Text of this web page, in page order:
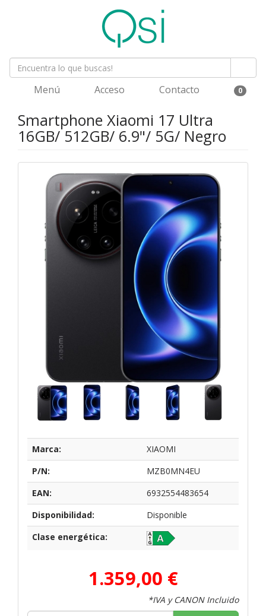
Menú Acceso Contacto 0
Smartphone Xiaomi 17 Ultra
16GB/ 512GB/ 6.9"/ 5G/ Negro
Marca:
XIAOMI
P/N:
MZB0MN4EU
EAN:
6932554483654
Disponibilidad:
Disponible
Clase energética:
1.359,00 €
*IVA y CANON Incluido